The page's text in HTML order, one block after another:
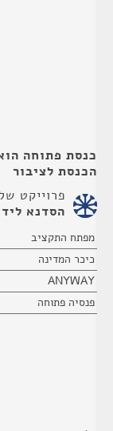
כנסת פתוחה
הכנסת לציבור
פרוייקט של
הסדנא
מפתח התקציב
כיכר המדינה
ANYWAY
פנסיה פתוחה